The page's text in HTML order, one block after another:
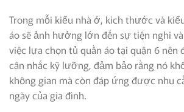
Trong mỗi kiểu nhà ở, kích thước và
áo sẽ ảnh hưởng lớn đến sự tiện nghi
việc lựa chọn tủ quần áo tại quận 6 nên
cân nhắc kỹ lưỡng, đảm bảo rằng nó
không gian mà còn đáp ứng được nhu
ngày của gia đình.